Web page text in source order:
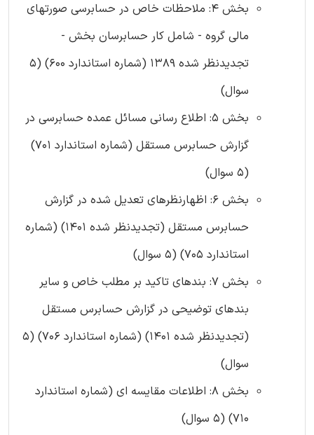
بخش 4: ملاحظات خاص در حسابرسی صورتهای
مالی گروه - شامل کار حسابرسان بخش -
تجدیدنظر شده 1389 (شماره استاندارد 600) (5
سوال)
بخش 5: اطلاع رسانی مسائل عمده حسابرسی در
گزارش حسابرس مستقل (شماره استاندارد 701)
(5 سوال)
بخش 6: اظهارنظرهای تعدیل شده در گزارش
حسابرس مستقل (تجدیدنظر شده 1401) (شماره
استاندارد 705) (5 سوال)
بخش 7: بندهای تاکید بر مطلب خاص و سایر
بندهای توضیحی در گزارش حسابرس مستقل
(تجدیدنظر شده 1401) (شماره استاندارد 706) (5
سوال)
بخش 8: اطلاعات مقایسه ‌ای (شماره استاندارد
710) (5 سوال)